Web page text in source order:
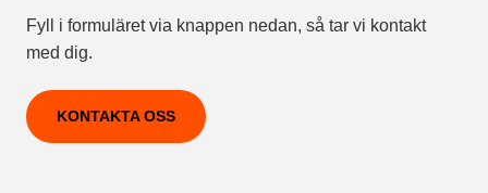
Fyll i formuläret via knappen nedan, så tar vi kontakt
med dig.
KONTAKTA OSS